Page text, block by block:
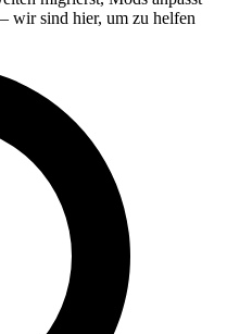
wir sind hier, um zu helfen